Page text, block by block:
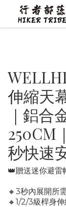
伸縮天
｜鋁合
250CM
秒快速
👑贈送迷你避雷
🔸3秒內展開所
🔸1/2/3級桿身